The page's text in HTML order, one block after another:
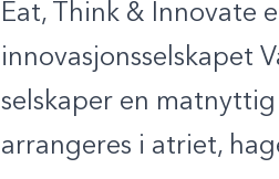
Eat, Think & Innovate
innovasjonsselskapet
selskaper en
arrangeres i atriet,